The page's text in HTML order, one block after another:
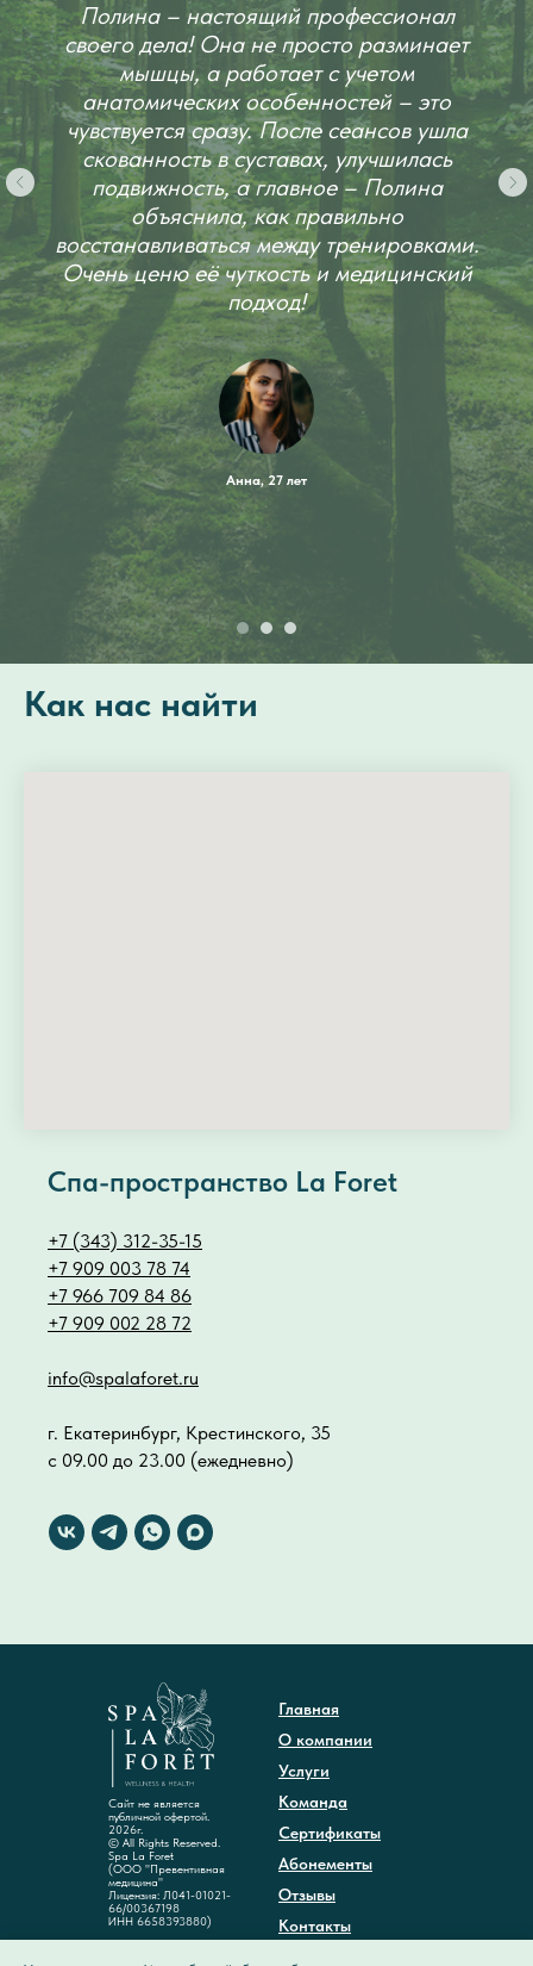
Полина – настоящий профессионал
своего дела! Она не просто разминает
мышцы, а работает с учетом
анатомических особенностей – это
чувствуется сразу. После сеансов ушла
скованность в суставах, улучшилась
подвижность, а главное – Полина
объяснила, как правильно
восстанавливаться между тренировками.
Очень ценю её чуткость и медицинский
подход!
Анна, 27 лет
Как нас найти
Спа-пространство La Foret
+7 (343) 312-35-15
+7 909 003 78 74
+7 966 709 84 86
+7 909 002 28 72
info@spalaforet.ru
г. Екатеринбург, Крестинского, 35
с 09.00 до 23.00 (ежедневно)
Сайт не является
публичной офертой.
2026г.
© All Rights Reserved.
Spa La Foret
(ООО "Превентивная
медицина"
Лицензия: Л041-01021-
66/00367198
ИНН 6658393880)
Главная
О компании
Услуги
Команда
Сертификаты
Абонементы
Отзывы
Контакты